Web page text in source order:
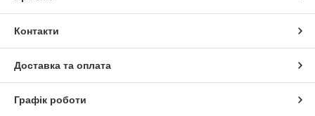
Контакти
Доставка та оплата
Графік роботи